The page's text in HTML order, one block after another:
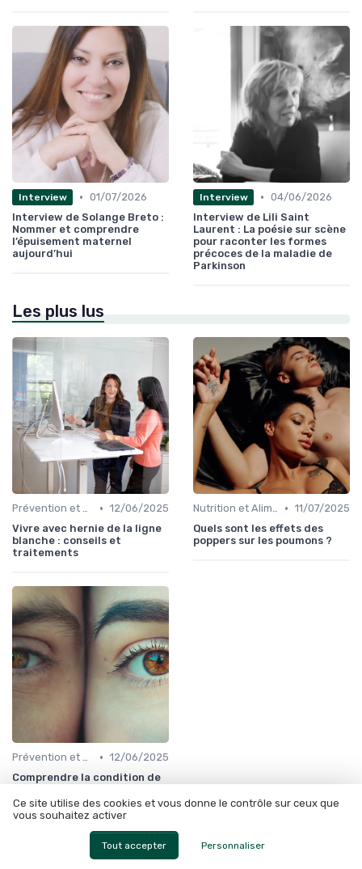
Interview • 01/07/2026
Interview de Solange Breto :
Nommer et comprendre
l’épuisement maternel
aujourd’hui
Interview • 04/06/2026
Interview de Lili Saint
Laurent : La poésie sur scène
pour raconter les formes
précoces de la maladie de
Parkinson
Les plus lus
Prévention et Gestion des Blessures • 12/06/2025
Vivre avec hernie de la ligne
blanche : conseils et
traitements
Nutrition et Alimentation Saine • 11/07/2025
Quels sont les effets des
poppers sur les poumons ?
Prévention et Gestion des Blessures • 12/06/2025
Comprendre la condition de
À lire aussi
Ce site utilise des cookies et vous donne le contrôle sur ceux que
vous souhaitez activer
Tout accepter Personnaliser